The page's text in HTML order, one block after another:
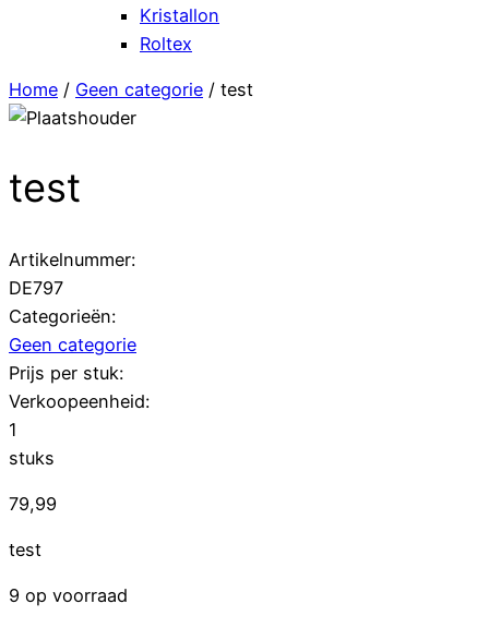
Kristallon
Roltex
Home / Geen categorie / test
test
Artikelnummer:
DE797
Categorieën:
Geen categorie
Prijs per stuk:
Verkoopeenheid:
1
stuks
79,99
test
9 op voorraad